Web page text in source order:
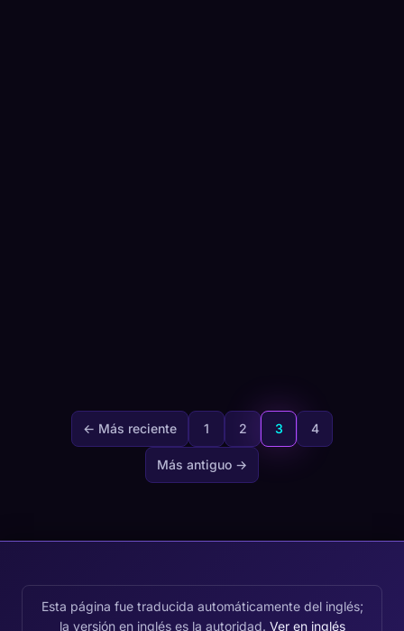
← Más reciente 1 2 3 4
Más antiguo →
Esta página fue traducida automáticamente del inglés;
la versión en inglés es la autoridad. Ver en inglés